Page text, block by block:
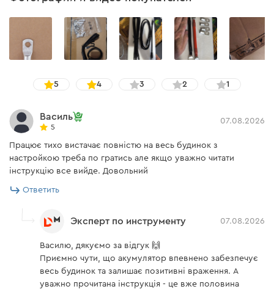
Инструкция пользователя
Hope 5.0L-B1 (2 шт.)"
5 4 3 2 1
Василь
5
07.08.2026
Працює тихо вистачає повністю на весь будинок з
настройкою треба по гратись але якщо уважно читати
інструкцію все вийде. Довольний
Ответить
Эксперт по инструменту 07.08.2026
Василю, дякуємо за відгук 🙌
Приємно чути, що акумулятор впевнено забезпечує
весь будинок та залишає позитивні враження. А
уважно прочитана інструкція - це вже половина